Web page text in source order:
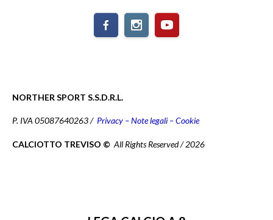
NORTHER SPORT S.S.D.R.L.
P. IVA 05087640263 / Privacy – Note legali – Cookie
CALCIOTTO TREVISO © All Rights Reserved / 2026